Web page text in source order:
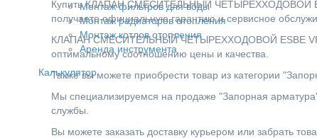
Монтаж фильтров для воды
Монтаж радиаторов отопления
Монтаж котлов отопления
Аренда инструмента
Калькулятор
Купить КЛАПАН СМЕСИТЕЛЬНЫЙ ЧЕТЫРЕХХОДОВОЙ
получаете официальную гарантию и сервисное
КЛАПАН СМЕСИТЕЛЬНЫЙ ЧЕТЫРЕХХОДОВОЙ ESBE
оптимальному соотношению цены и качества.
Также вы можете приобрести товар из категории
Мы специализируемся на продаже "Запорная
службы.
Вы можете заказать доставку курьером или забрать